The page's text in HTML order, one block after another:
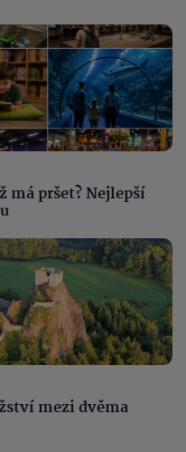
má pršet? Nejlepší
mezi dvěma